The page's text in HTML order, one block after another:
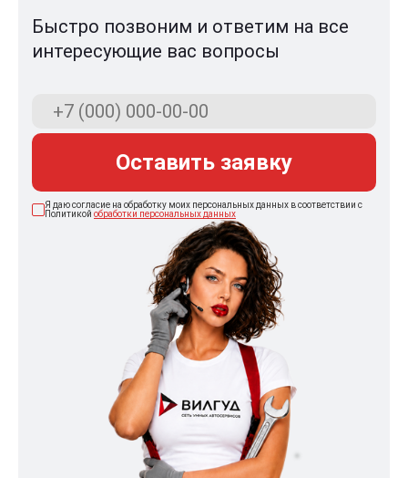
Быстро позвоним и ответим на все
интересующие вас вопросы
Оставить заявку
Я даю согласие на обработку моих персональных данных в соответствии с
Политикой обработки персональных данных